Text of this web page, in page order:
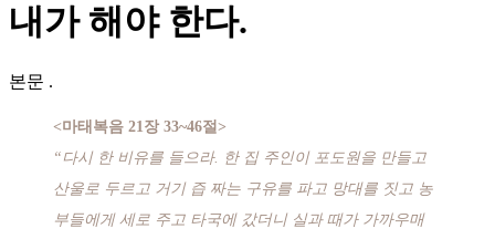
내가 해야 한다.
본문 .
<마태복음 21장 33~46절>
“다시 한 비유를 들으라. 한 집 주인이 포도원을 만들고
산울로 두르고 거기 즙 짜는 구유를 파고 망대를 짓고 농
부들에게 세로 주고 타국에 갔더니 실과 때가 가까우매